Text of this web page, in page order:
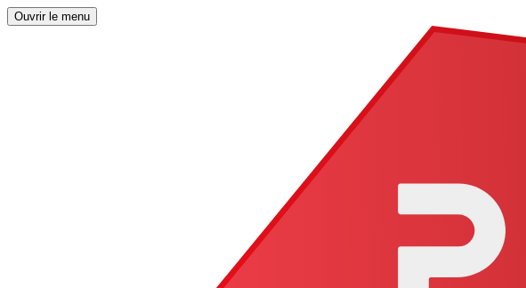
Ouvrir le menu